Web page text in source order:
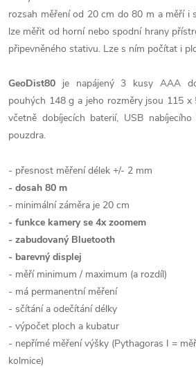
rozsah měření od 20 cm do 80 m a měří i
lze měřit od horní nebo spodní hrany
připevněného stativu. Lze s ním počítat i
GeoDist80 je napájený 3 kusy AAA
pouhých 148 g a jeho rozměry jsou 115 x
včetně dobíjecích baterií, USB
pouzdra.
- přesnost měření délek +/- 2 mm
- dosah 80 m
- minimální záměra je 20 cm
- funkce kamery se 4x zoomem
- zabudovaný Bluetooth
- barevný displej
- měří minimum / maximum (a rozdíl)
- má permanentní měření
- sčítání a odečítání délky
- výpočet ploch a kubatur
- nepřímé měření výšky (Pythagoras I =
kolmice)